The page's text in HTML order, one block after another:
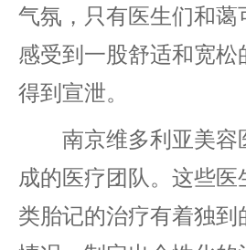
气氛，只有医生们和
感受到一股舒适和宽
得到宣泄。
南京维多利亚美容
成的医疗团队。这些
类胎记的治疗有着独